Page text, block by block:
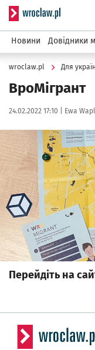
Serwis
Новини Довідники
wroclaw.pl Для
ВроМігрант
Data publikacji:
24.02.2022 17:10 | Autor:
Ewa
Kliknij, aby
Перейдіть на